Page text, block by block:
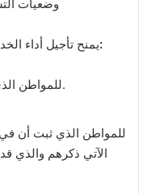
وضعيات
يمنح تأجيل أداء:
للمواطن الذي له أخ بصدد أداء الخدمة الوطنية.
للمواطن الذي ثبت أن
الآتي ذكرهم والذي